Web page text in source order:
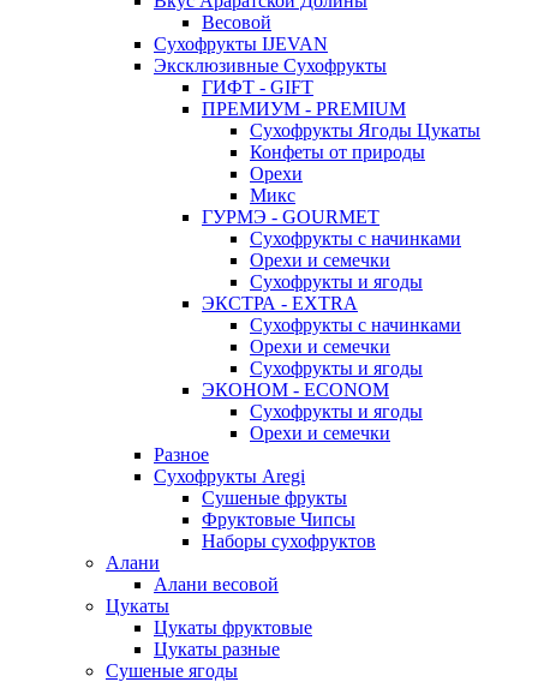
Весовой
Сухофрукты IJEVAN
Эксклюзивные Сухофрукты
ГИФТ - GIFT
ПРЕМИУМ - PREMIUM
Сухофрукты Ягоды Цукаты
Конфеты от природы
Орехи
Микс
ГУРМЭ - GOURMET
Сухофрукты с начинками
Орехи и семечки
Сухофрукты и ягоды
ЭКСТРА - EXTRA
Сухофрукты с начинками
Орехи и семечки
Сухофрукты и ягоды
ЭКОНОМ - ECONOM
Сухофрукты и ягоды
Орехи и семечки
Разное
Сухофрукты Aregi
Сушеные фрукты
Фруктовые Чипсы
Наборы сухофруктов
Алани
Алани весовой
Цукаты
Цукаты фруктовые
Цукаты разные
Сушеные ягоды